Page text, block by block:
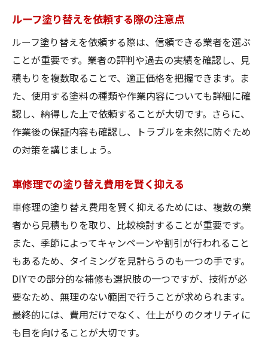
ルーフ塗り替えを依頼する際の注意点
ルーフ塗り替えを依頼する際は、信頼できる業者を選ぶ
ことが重要です。業者の評判や過去の実績を確認し、見
積もりを複数取ることで、適正価格を把握できます。ま
た、使用する塗料の種類や作業内容についても詳細に確
認し、納得した上で依頼することが大切です。さらに、
作業後の保証内容も確認し、トラブルを未然に防ぐため
の対策を講じましょう。
車修理での塗り替え費用を賢く抑える
車修理の塗り替え費用を賢く抑えるためには、複数の業
者から見積もりを取り、比較検討することが重要です。
また、季節によってキャンペーンや割引が行われること
もあるため、タイミングを見計らうのも一つの手です。
DIYでの部分的な補修も選択肢の一つですが、技術が必
要なため、無理のない範囲で行うことが求められます。
最終的には、費用だけでなく、仕上がりのクオリティに
も目を向けることが大切です。